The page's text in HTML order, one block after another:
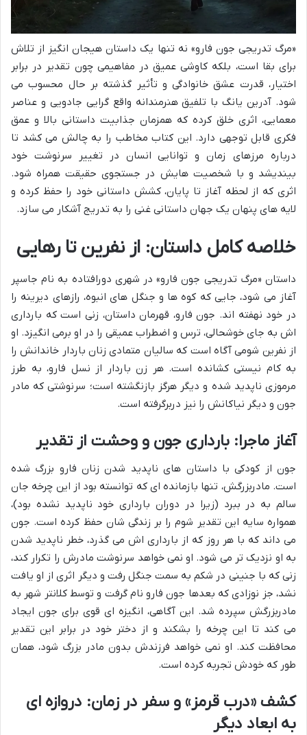
«مرگ تدریجی جون فارو» نه تنها یک داستان هیجان انگیز از تلاش
برای بقا است، بلکه کاوشی عمیق در مفاهیمی چون تقدیر در برابر
اختیار، قدرت عشق خانوادگی و تأثیر گذشته بر حال محسوب می
شود. آدرین یانگ با تلفیق هنرمندانه واقع گرایی جادویی و عناصر
معمایی، اثری خلق کرده که همزمان جذابیت داستانی بالا و عمق
فکری قابل توجهی دارد. این کتاب مخاطب را به چالش می کشد تا
درباره مرزهای زمان و توانایی انسان در تغییر سرنوشت خود
بیندیشد و با شخصیت هایش در جستجوی حقیقت همراه شود.
اثری که از لحظه آغاز تا پایان، کشش داستانی خود را حفظ کرده و
لایه های پنهان یک جهان داستانی غنی را به تدریج آشکار می سازد.
خلاصه کامل داستان: از نفرین تا رهایی
داستان «مرگ تدریجی جون فارو» در شهری دورافتاده به نام جاسپر
آغاز می شود، جایی که کوه ها و جنگل های انبوه، رازهای دیرینه را
در خود نهفته اند. جون فارو، قهرمان داستان، زنی است که بارداری
اش به جای خوشحالی، ترس و اضطراب عمیقی را در او برمی انگیزد. او
از نفرین شومی آگاه است که سالیان متمادی زنان باردار خاندانش را
به کام نیستی کشانده است. هر زن باردار از نسل فارو، به طرز
مرموزی ناپدید شده و دیگر هرگز بازنگشته است؛ سرنوشتی که مادر
جون و دیگر نیاکانش را نیز دربرگرفته است.
آغاز ماجرا: بارداری جون و وحشت از تقدیر
جون از کودکی با داستان های ناپدید شدن زنان فارو بزرگ شده
است. مادربزرگش، تنها بازمانده ای که توانسته بود از این چرخه جان
سالم به در ببرد (زیرا در دوران بارداری خود ناپدید نشده بود)،
همواره سایه این تقدیر شوم را بر زندگی شان حفظ کرده است. جون
می داند که با هر روز که از بارداری اش می گذرد، خطر ناپدید شدن
به او نزدیک تر می شود. او نمی خواهد سرنوشت مادرش را تکرار کند،
زنی که با جنینی در شکم به سمت جنگل رفت و دیگر اثری از او یافت
نشد، جز نوزادی که بعدها جون فارو نام گرفت و توسط کلانتر شهر به
مادربزرگش سپرده شد. این آگاهی، انگیزه ای قوی برای جون ایجاد
می کند تا این چرخه را بشکند و از دختر خود در برابر این تقدیر
محافظت کند. او نمی خواهد فرزندش بدون مادر بزرگ شود، همان
طور که خودش تجربه کرده است.
کشف «درب قرمز» و سفر در زمان: دروازه ای
به ابعاد دیگر